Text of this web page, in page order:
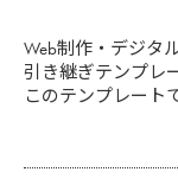
Web制作・デジタ
引き継ぎテンプレ
このテンプレート